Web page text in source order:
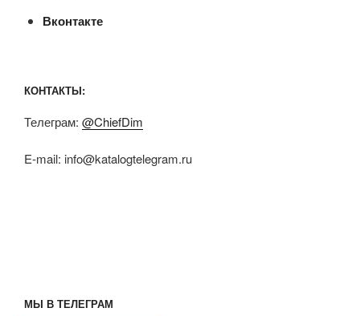
Вконтакте
КОНТАКТЫ:
Телеграм: @ChiefDim
E-mail: info@katalogtelegram.ru
МЫ В ТЕЛЕГРАМ